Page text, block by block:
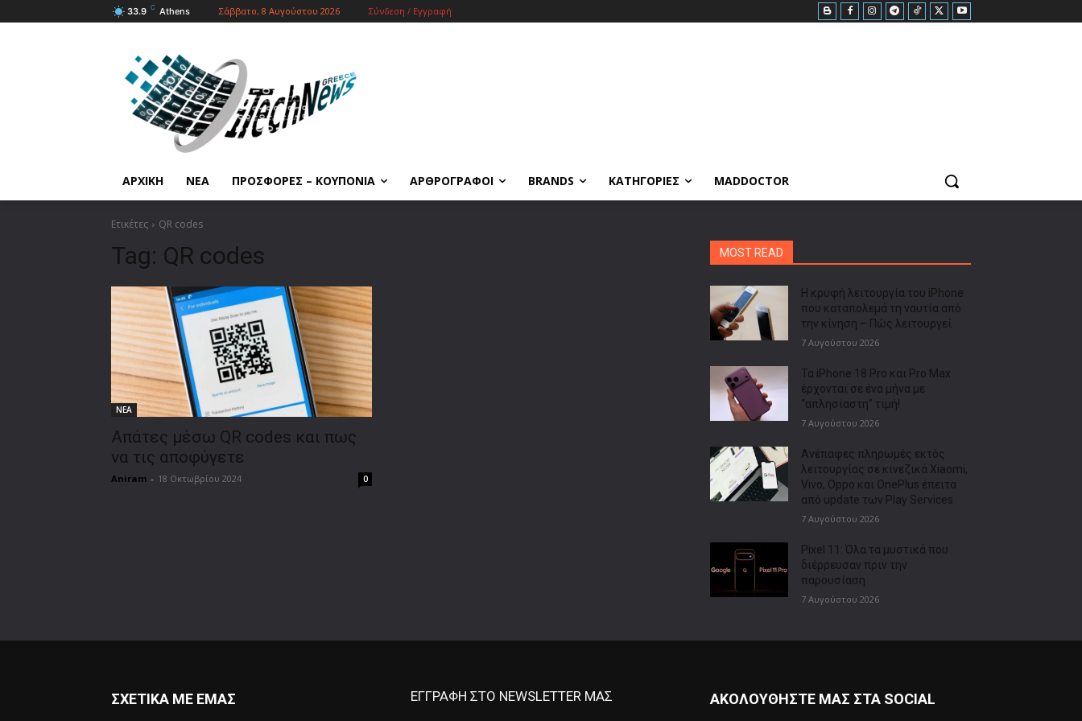
33.9 C Athens Σάββατο, 8 Αυγούστου 2026 Σύνδεση / Εγγραφή
ΑΡΧΙΚΗ ΝΕΑ ΠΡΟΣΦΟΡΕΣ – ΚΟΥΠΟΝΙΑ ΑΡΘΡΟΓΡΑΦΟΙ BRANDS ΚΑΤΗΓΟΡΙΕΣ MADDOCTOR
Ετικέτες QR codes
Tag: QR codes
ΝΕΑ
Απάτες μέσω QR codes και πως
να τις αποφύγετε
Aniram - 18 Οκτωβρίου 2024 0
MOST READ
Η κρυφή λειτουργία του iPhone
που καταπολεμά τη ναυτία από
την κίνηση – Πώς λειτουργεί
7 Αυγούστου 2026
Τα iPhone 18 Pro και Pro Max
έρχονται σε ένα μήνα με
“απλησίαστη” τιμή!
7 Αυγούστου 2026
Ανέπαφες πληρωμές εκτός
λειτουργίας σε κινεζικά Xiaomi,
Vivo, Oppo και OnePlus έπειτα
από update των Play Services
7 Αυγούστου 2026
Pixel 11: Όλα τα μυστικά που
διέρρευσαν πριν την
παρουσίαση
7 Αυγούστου 2026
ΣΧΕΤΙΚΑ ΜΕ ΕΜΑΣ ΕΓΓΡΑΦΗ ΣΤΟ NEWSLETTER ΜΑΣ ΑΚΟΛΟΥΘΗΣΤΕ ΜΑΣ ΣΤΑ SOCIAL